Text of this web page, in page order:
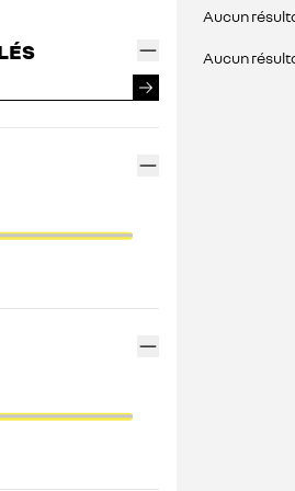
FINANCEMENT GEMY
Aucun
Aucun